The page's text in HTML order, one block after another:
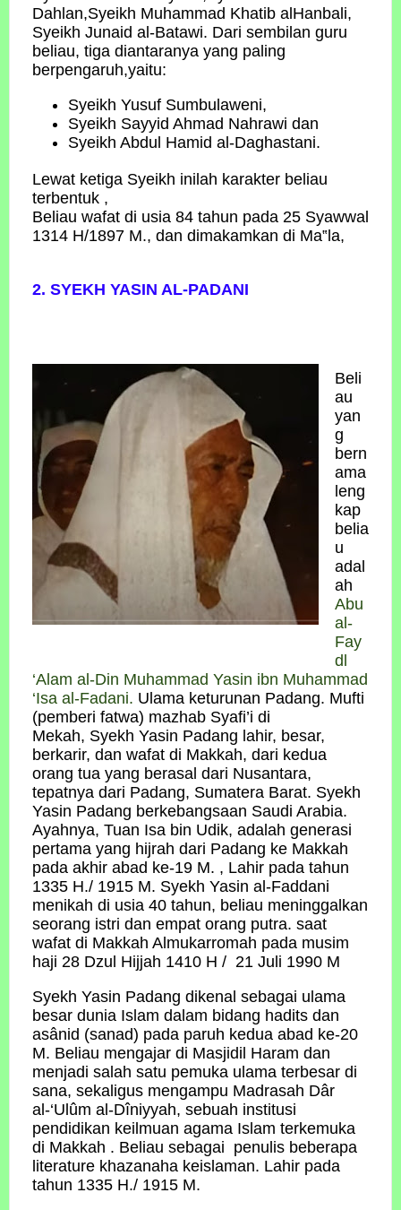
Dahlan,Syeikh Muhammad Khatib alHanbali,
Syeikh Junaid al-Batawi. Dari sembilan guru
beliau, tiga diantaranya yang paling
berpengaruh,yaitu:
Syeikh Yusuf Sumbulaweni,
Syeikh Sayyid Ahmad Nahrawi dan
Syeikh Abdul Hamid al-Daghastani.
Lewat ketiga Syeikh inilah karakter beliau
terbentuk ,
Beliau wafat di usia 84 tahun pada 25 Syawwal
1314 H/1897 M., dan dimakamkan di Ma‟la,
2. SYEKH YASIN AL-PADANI
Beli
au
yan
g
bern
ama
leng
kap
belia
u
adal
ah
Abu
al-
Fay
dl
‘Alam al-Din Muhammad Yasin ibn Muhammad
‘Isa al-Fadani. Ulama keturunan Padang. Mufti
(pemberi fatwa) mazhab Syafi’i di
Mekah, Syekh Yasin Padang lahir, besar,
berkarir, dan wafat di Makkah, dari kedua
orang tua yang berasal dari Nusantara,
tepatnya dari Padang, Sumatera Barat. Syekh
Yasin Padang berkebangsaan Saudi Arabia.
Ayahnya, Tuan Isa bin Udik, adalah generasi
pertama yang hijrah dari Padang ke Makkah
pada akhir abad ke-19 M. , Lahir pada tahun
1335 H./ 1915 M. Syekh Yasin al-Faddani
menikah di usia 40 tahun, beliau meninggalkan
seorang istri dan empat orang putra. saat
wafat di Makkah Almukarromah pada musim
haji 28 Dzul Hijjah 1410 H / 21 Juli 1990 M
Syekh Yasin Padang dikenal sebagai ulama
besar dunia Islam dalam bidang hadits dan
asânid (sanad) pada paruh kedua abad ke-20
M. Beliau mengajar di Masjidil Haram dan
menjadi salah satu pemuka ulama terbesar di
sana, sekaligus mengampu Madrasah Dâr
al-‘Ulûm al-Dîniyyah, sebuah institusi
pendidikan keilmuan agama Islam terkemuka
di Makkah . Beliau sebagai penulis beberapa
literature khazanaha keislaman. Lahir pada
tahun 1335 H./ 1915 M.